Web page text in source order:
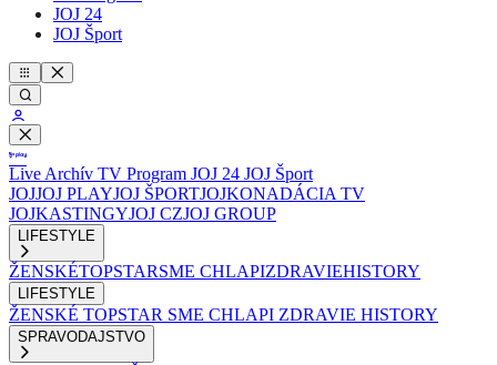
JOJ 24
JOJ Šport
Live Archív TV Program JOJ 24 JOJ Šport
JOJJOJ PLAYJOJ ŠPORTJOJKONADÁCIA TV
JOJKASTINGYJOJ CZJOJ GROUP
LIFESTYLE
ŽENSKÉTOPSTARSME CHLAPIZDRAVIEHISTORY
LIFESTYLE
ŽENSKÉ TOPSTAR SME CHLAPI ZDRAVIE HISTORY
SPRAVODAJSTVO